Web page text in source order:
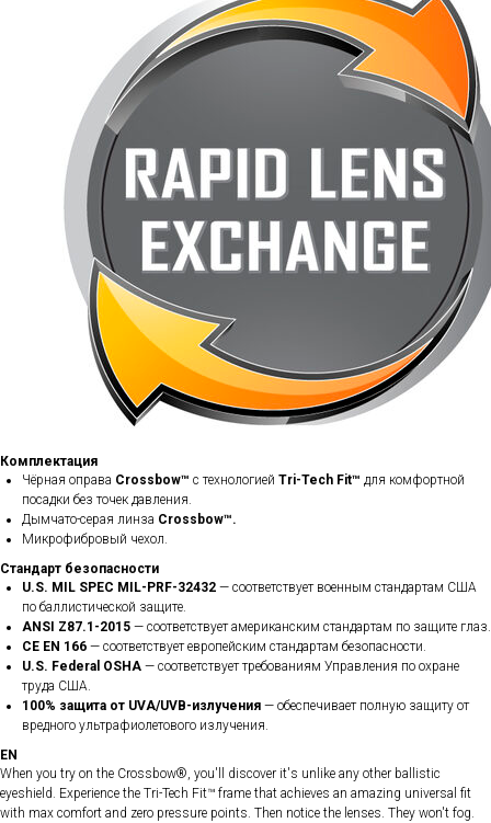
Комплектация
Чёрная оправа Crossbow™ с технологией Tri-Tech Fit™ для комфортной
посадки без точек давления.
Дымчато-серая линза Crossbow™.
Микрофибровый чехол​.
Стандарт безопасности
U.S. MIL SPEC MIL-PRF-32432 — соответствует военным стандартам США
по баллистической защите.
ANSI Z87.1-2015 — соответствует американским стандартам по защите глаз.
CE EN 166 — соответствует европейским стандартам безопасности.
U.S. Federal OSHA — соответствует требованиям Управления по охране
труда США.
100% защита от UVA/UVB-излучения — обеспечивает полную защиту от
вредного ультрафиолетового излучения.
EN
When you try on the Crossbow®, you'll discover it's unlike any other ballistic
eyeshield. Experience the Tri-Tech Fit™ frame that achieves an amazing universal fit
with max comfort and zero pressure points. Then notice the lenses. They won't fog.